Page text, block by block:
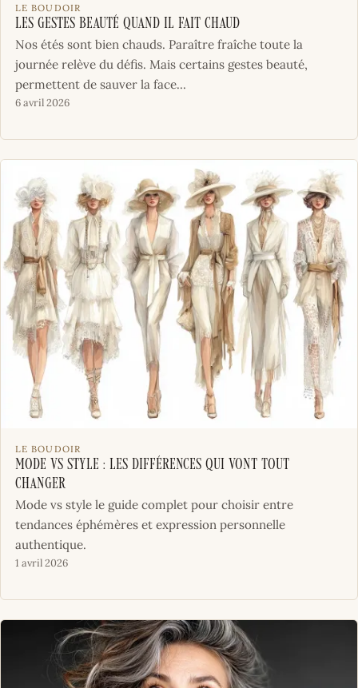
LE BOUDOIR
Les gestes beauté quand il fait chaud
Nos étés sont bien chauds. Paraître fraîche toute la
journée relève du défis. Mais certains gestes beauté,
permettent de sauver la face...
6 avril 2026
LE BOUDOIR
Mode vs Style : les différences qui vont tout
changer
Mode vs style le guide complet pour choisir entre
tendances éphémères et expression personnelle
authentique.
1 avril 2026